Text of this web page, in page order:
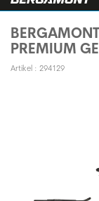
PREMIUM
Artikel : 294129